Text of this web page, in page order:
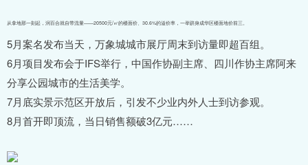
从拿地那一刻起，润百合就自带流量——20500元/㎡的楼面价、30.6%的溢价率，一举跻身成华区楼面地价前三。
5月案名发布当天，万象城城市展厅周末到访量即超百组。
6月项目发布会于IFS举行，中国作协副主席、四川作协主席阿来
分享公园城市的生活美学。
7月底实景示范区开放后，引发不少业内外人士到访参观。
8月首开即顶流，当日销售额破3亿元……